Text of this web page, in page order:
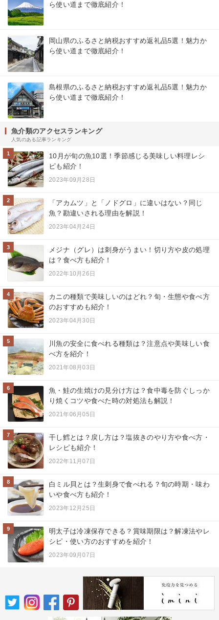
ら使い道まで徹底紹介！
岡山県のふるさと納税おすすめ返礼品5選！魅力か
ら使い道まで徹底紹介！
島根県のふるさと納税おすすめ返礼品5選！魅力か
ら使い道まで徹底紹介！
魚介類のアクセスランキング
人気のある記事ランキング
1
10月が旬の魚10選！季節感じる美味しい料理レシ
ピも紹介！
2023年09月28日
2
「アカムツ」と「ノドグロ」に違いはない？同じ
魚？勘違いされる理由を解説！
2023年04月24日
3
メジナ（グレ）は刺身がうまい！切り方や皮の処理
は？食べ方も紹介！
2022年10月26日
4
カニの種類で美味しいのはどれ？旬・生態や食べ方
のおすすめも紹介！
2023年04月30日
5
川魚の安全に食べれる種類は？注意点や美味しい食
べ方を紹介！
2021年08月03日
6
魚・鮭の生焼けの見分け方は？食中毒を防ぐしっか
り焼くコツや食べた時の対処法も解説！
2021年06月05日
7
干し鱈とは？戻し方は？塩抜きのやり方や食べ方・
レシピも紹介！
2022年11月07日
8
白ミル貝とは？生刺身で食べれる？旬の時期・味わ
いや食べ方も紹介！
2023年12月25日
9
明太子は冷凍保存できる？賞味期限は？解凍法やレ
シピ・使い方のおすすめを紹介！
2023年09月07日